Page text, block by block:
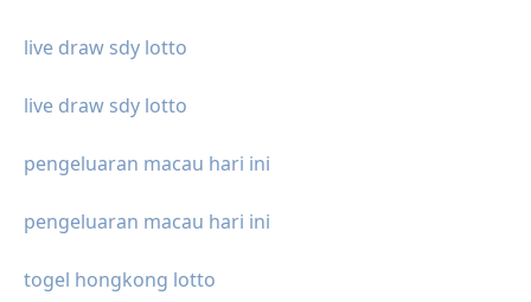
live draw sdy lotto
live draw sdy lotto
pengeluaran macau hari ini
pengeluaran macau hari ini
togel hongkong lotto